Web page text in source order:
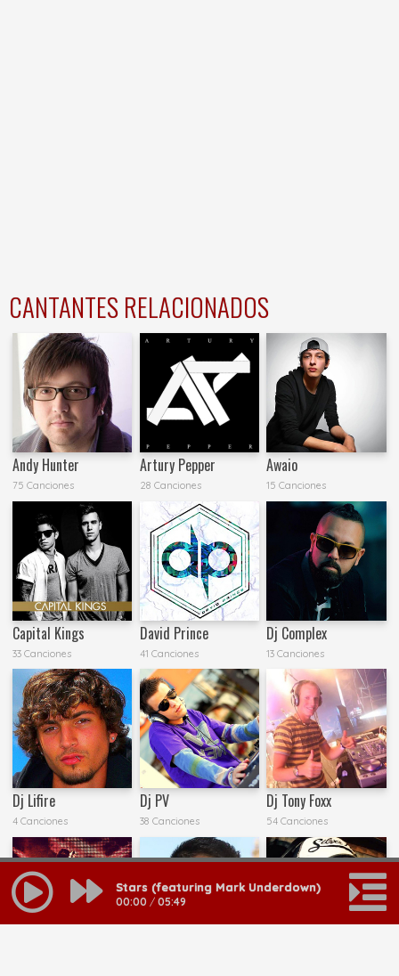
CANTANTES RELACIONADOS
Andy Hunter
75 Canciones
Artury Pepper
28 Canciones
Awaio
15 Canciones
Capital Kings
33 Canciones
David Prince
41 Canciones
Dj Complex
13 Canciones
Dj Lifire
4 Canciones
Dj PV
38 Canciones
Dj Tony Foxx
54 Canciones
Stars (featuring Mark Underdown)
00:00 / 05:49